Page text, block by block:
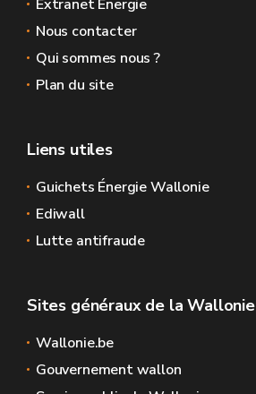
Extranet Energie
Nous contacter
Qui sommes nous ?
Plan du site
Liens utiles
Guichets Énergie Wallonie
Ediwall
Lutte antifraude
Sites généraux de la Wallonie
Wallonie.be
Gouvernement wallon